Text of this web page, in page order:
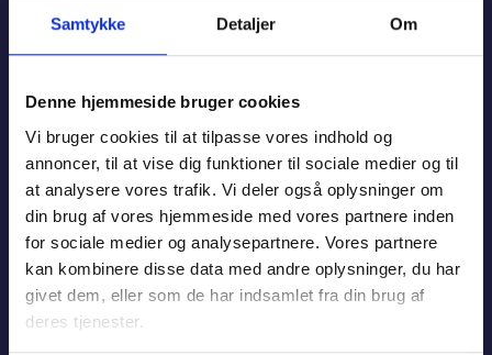
Samtykke Detaljer Om
Denne hjemmeside bruger cookies
Vi bruger cookies til at tilpasse vores indhold og
annoncer, til at vise dig funktioner til sociale medier og til
at analysere vores trafik. Vi deler også oplysninger om
din brug af vores hjemmeside med vores partnere inden
for sociale medier og analysepartnere. Vores partnere
kan kombinere disse data med andre oplysninger, du har
givet dem, eller som de har indsamlet fra din brug af
deres tjenester.